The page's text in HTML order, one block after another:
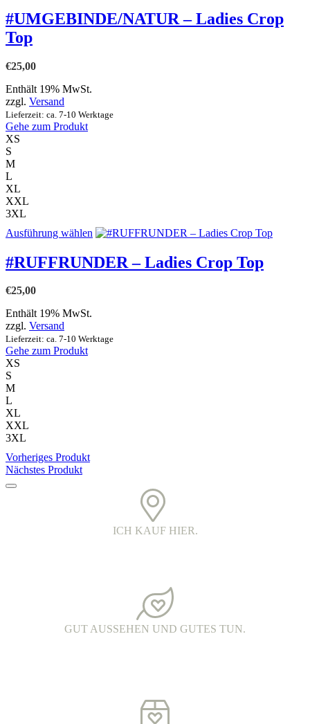
mehrere
Varianten
Produktseite
#UMGEBINDE/NATUR – Ladies Crop
Top
€25,00
Enthält 19% MwSt.
zzgl. Versand
Lieferzeit: ca. 7-10 Werktage
Gehe zum Produkt
XS
S
M
L
XL
XXL
3XL
Ausführung wählen Dieses
weist
mehrere
auf
#RUFFRUNDER – Ladies Crop Top
€25,00
Enthält 19% MwSt.
zzgl. Versand
Lieferzeit: ca. 7-10 Werktage
Gehe zum Produkt
XS
S
M
L
XL
XXL
3XL
Vorheriges Produkt
Nächstes Produkt
ICH KAUF HIER.
GUT AUSSEHEN UND GUTES TUN.